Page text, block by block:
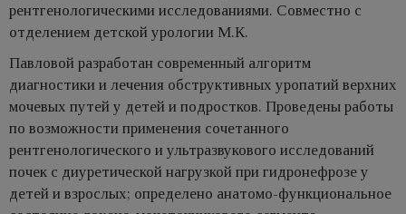
рентгенологическими исследованиями. Совместно с
отделением детской урологии М.К.
Павловой разработан современный алгоритм
диагностики и лечения обструктивных уропатий верхних
мочевых путей у детей и подростков. Проведены работы
по возможности применения сочетанного
рентгенологического и ультразвукового исследований
почек с диуретической нагрузкой при гидронефрозе у
детей и взрослых; определено анатомо-функциональное